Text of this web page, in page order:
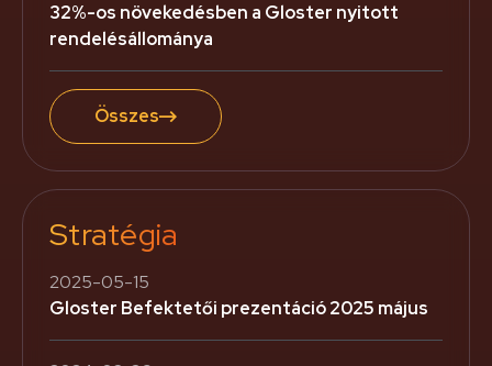
32%-os növekedésben a Gloster nyitott
rendelésállománya
Összes
Stratégia
2025-05-15
Gloster Befektetői prezentáció 2025 május